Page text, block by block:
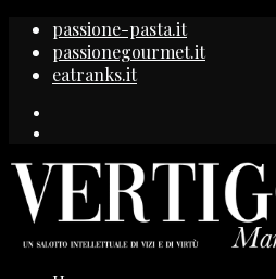
passione-pasta.it
passionegourmet.it
eatranks.it